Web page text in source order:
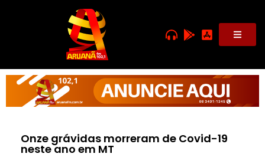
Onze grávidas morreram de Covid-19
neste ano em MT